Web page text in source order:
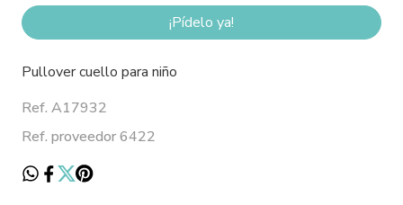
¡Pídelo ya!
Pullover cuello para niño
Ref. A17932
Ref. proveedor 6422